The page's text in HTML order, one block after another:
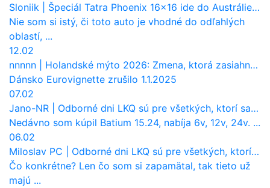
Sloniik
Špeciál Tatra Phoenix 16×16 ide do Austrálie. Na čo bude slúžiť?
Nie som si istý, či toto auto je vhodné do odľahlých
oblastí, ...
12.02
nnnnn
Holandské mýto 2026: Zmena, ktorá zasiahne slovenských dopravcov
Dánsko Eurovignette zrušilo 1.1.2025
07.02
Jano-NR
Odborné dni LKQ sú pre všetkých, ktorí sa chcú dozvedieť niečo viac
Nedávno som kúpil Batium 15.24, nabíja 6v, 12v, 24v. ...
06.02
Miloslav PC
Odborné dni LKQ sú pre všetkých, ktorí sa chcú dozvedieť niečo viac
Čo konkrétne? Len čo som si zapamätal, tak tieto už
majú ...